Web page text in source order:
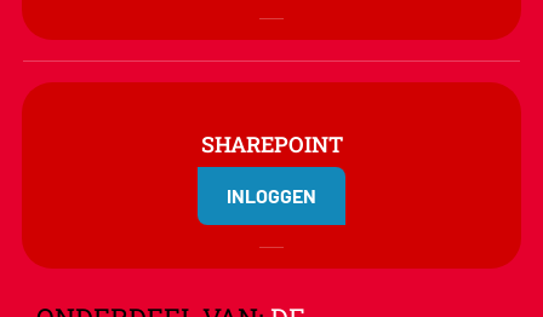
SHAREPOINT
INLOGGEN